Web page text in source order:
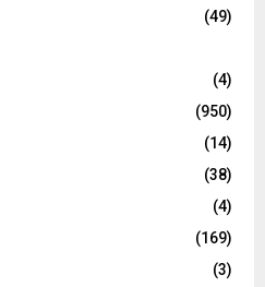
(49)
(4)
(950)
(14)
(38)
(4)
(169)
(3)